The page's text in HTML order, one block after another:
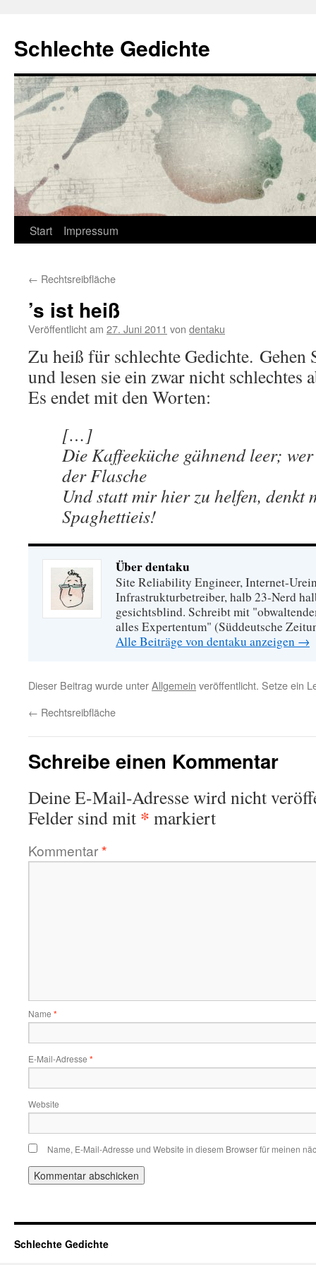
springen
Schlechte Gedichte
Start Impressum
← Rechtsreibfläche
’s ist heiß
Veröffentlicht am 27. Juni 2011 von dentaku
Zu heiß für schlechte Gedichte. Gehen
und lesen sie ein zwar nicht schlechtes
Es endet mit den Worten:
[…]
Die Kaffeeküche gähnend leer;
der Flasche
Und statt mir hier zu helfen, denkt
Spaghettieis!
Über dentaku
Site Reliability Engineer, Internet-
Infrastrukturbetreiber, halb 23-Nerd
gesichtsblind. Schreibt mit
alles Expertentum" (Süddeutsche
Alle Beiträge von dentaku anzeigen →
Dieser Beitrag wurde unterAllgemein veröffentlicht. Setze ein
← Rechtsreibfläche
Schreibe einen Kommentar
Deine E-Mail-Adresse wird nicht
Felder sind mit * markiert
Kommentar*
Name *
E-Mail-Adresse *
Website
Name, E-Mail-Adresse und Website in diesem Browser für meinen
Schlechte Gedichte